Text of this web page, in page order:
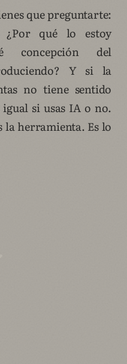
que preguntarte:
¿Por qué lo estoy
concepción del
Y si la
no tiene sentido
si usas IA o no.
la herramienta. Es lo